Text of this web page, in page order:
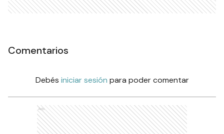
Comentarios
Debés iniciar sesión para poder comentar
Ads